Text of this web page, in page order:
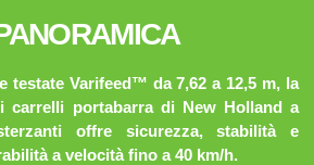
testate Varifeed™ da 7,62 a 12,5 m, la
carrelli portabarra di New Holland a
offre sicurezza, stabilità e
a velocità fino a 40 km/h.